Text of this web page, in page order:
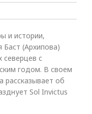
и истории,
(Архипова)
северцев с
годом. В своем
рассказывает об
Sol Invictus